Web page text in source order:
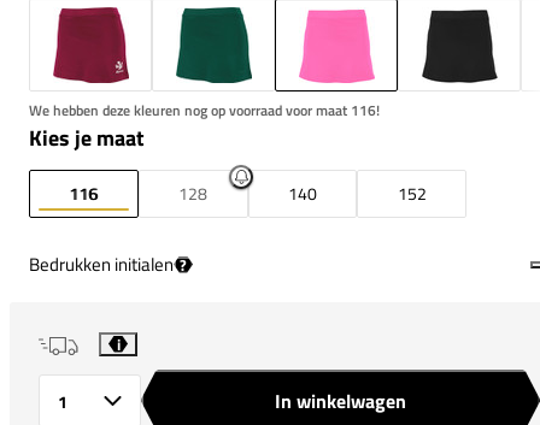
We hebben deze kleuren nog op voorraad voor maat 116!
Kies je maat
116 128 140 152
Bedrukken initialen ?
i
In winkelwagen